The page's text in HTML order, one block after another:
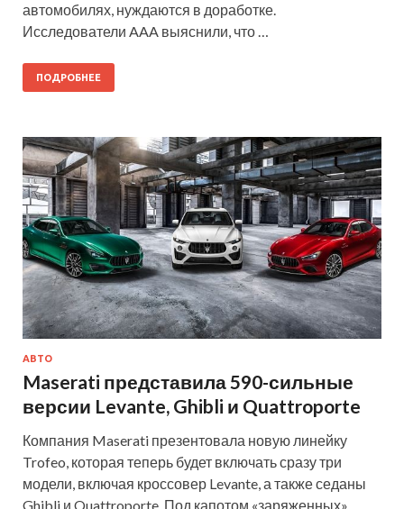
автомобилях, нуждаются в доработке.
Исследователи AAA выяснили, что …
ПОДРОБНЕЕ
АВТО
Maserati представила 590-сильные
версии Levante, Ghibli и Quattroporte
Компания Maserati презентовала новую линейку
Trofeo, которая теперь будет включать сразу три
модели, включая кроссовер Levante, а также седаны
Ghibli и Quattroporte. Под капотом «заряженных»